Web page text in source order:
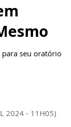
para seu oratório
2024 - 11H05)